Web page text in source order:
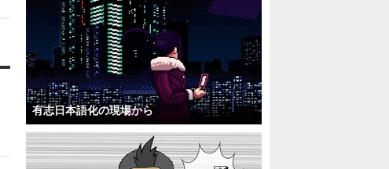
有志日本語化の現場から